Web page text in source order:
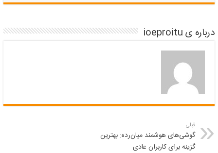
درباره ی ioeproitu
قبلی
گوشی‌های هوشمند میان‌رده: بهترین
گزینه برای کاربران عادی